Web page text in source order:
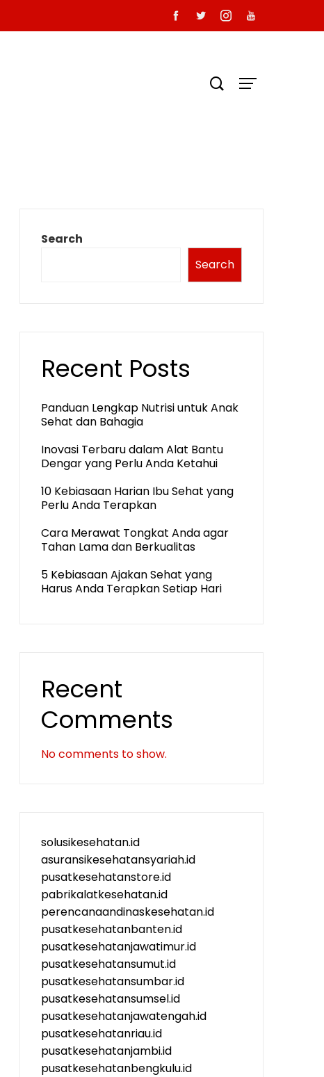
Search
Search
Recent Posts
Panduan Lengkap Nutrisi untuk Anak
Sehat dan Bahagia
Inovasi Terbaru dalam Alat Bantu
Dengar yang Perlu Anda Ketahui
10 Kebiasaan Harian Ibu Sehat yang
Perlu Anda Terapkan
Cara Merawat Tongkat Anda agar
Tahan Lama dan Berkualitas
5 Kebiasaan Ajakan Sehat yang
Harus Anda Terapkan Setiap Hari
Recent
Comments
No comments to show.
solusikesehatan.id
asuransikesehatansyariah.id
pusatkesehatanstore.id
pabrikalatkesehatan.id
perencanaandinaskesehatan.id
pusatkesehatanbanten.id
pusatkesehatanjawatimur.id
pusatkesehatansumut.id
pusatkesehatansumbar.id
pusatkesehatansumsel.id
pusatkesehatanjawatengah.id
pusatkesehatanriau.id
pusatkesehatanjambi.id
pusatkesehatanbengkulu.id